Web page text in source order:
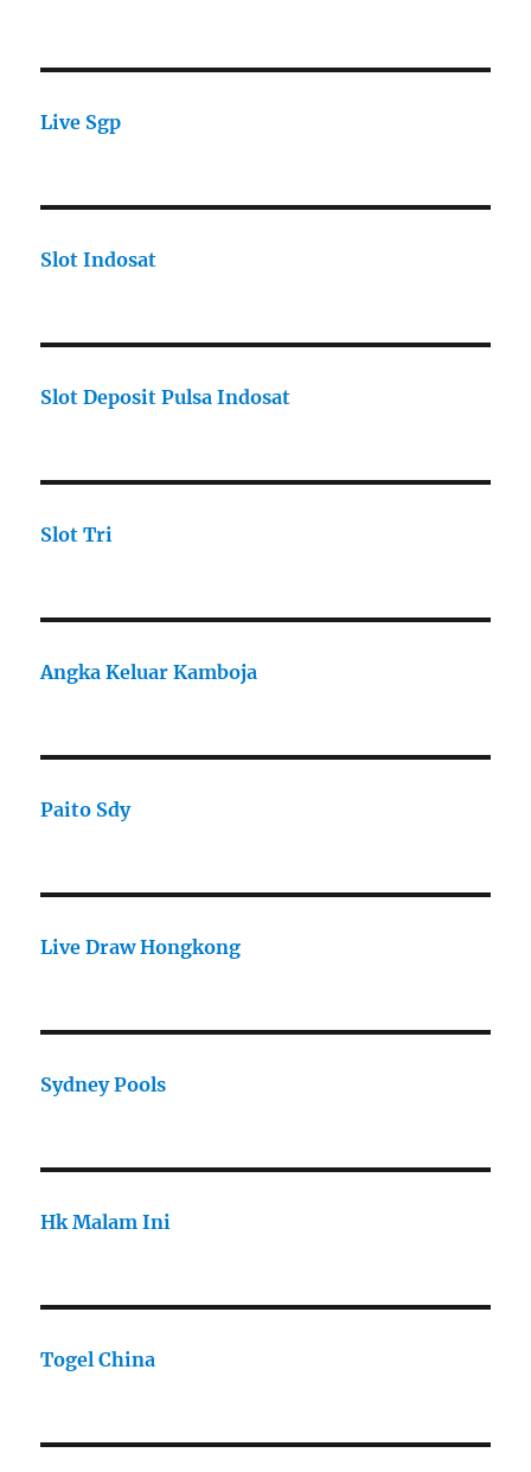
Live Sgp
Slot Indosat
Slot Deposit Pulsa Indosat
Slot Tri
Angka Keluar Kamboja
Paito Sdy
Live Draw Hongkong
Sydney Pools
Hk Malam Ini
Togel China